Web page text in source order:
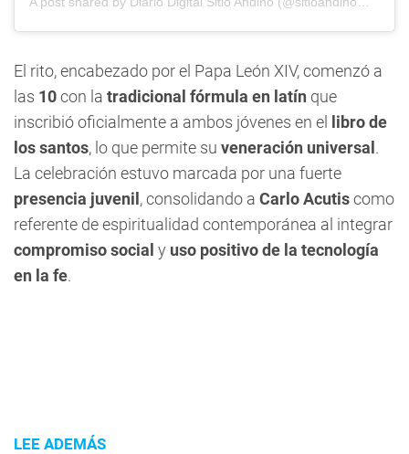
El rito, encabezado por el Papa León XIV, comenzó a
las 10con la tradicional fórmula en latín que
inscribió oficialmente a ambos jóvenes en el
libro de
los santos, lo que permite su veneración universal .
La celebración estuvo marcada por una fuerte
presencia juvenil , consolidando a Carlo Acutiscomo
referente de espiritualidad contemporánea al integrar
compromiso social y uso positivo de la tecnología
en la fe.
LEE ADEMÁS